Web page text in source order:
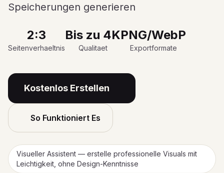
Speicherungen generieren
2:3
Seitenverhaeltnis
Bis zu 4K
Qualitaet
PNG/WebP
Exportformate
Kostenlos Erstellen
So Funktioniert Es
Visueller Assistent — erstelle professionelle Visuals mit
Leichtigkeit, ohne Design-Kenntnisse